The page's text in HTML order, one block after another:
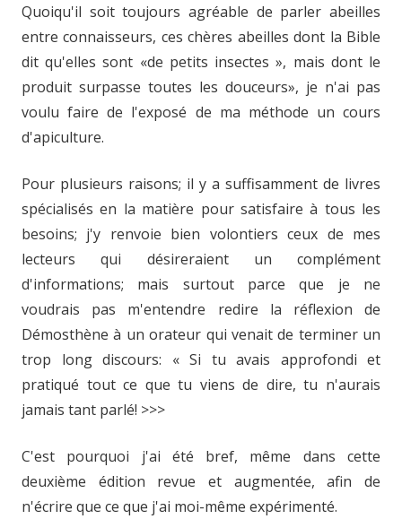
Quoiqu'il soit toujours agréable de parler abeilles
entre connaisseurs, ces chères abeilles dont la Bible
dit qu'elles sont «de petits insectes », mais dont le
produit surpasse toutes les douceurs», je n'ai pas
voulu faire de l'exposé de ma méthode un cours
d'apiculture.
Pour plusieurs raisons; il y a suffisamment de livres
spécialisés en la matière pour satisfaire à tous les
besoins; j'y renvoie bien volontiers ceux de mes
lecteurs qui désireraient un complément
d'informations; mais surtout parce que je ne
voudrais pas m'entendre redire la réflexion de
Démosthène à un orateur qui venait de terminer un
trop long discours: « Si tu avais approfondi et
pratiqué tout ce que tu viens de dire, tu n'aurais
jamais tant parlé! >>>
C'est pourquoi j'ai été bref, même dans cette
deuxième édition revue et augmentée, afin de
n'écrire que ce que j'ai moi-même expérimenté.